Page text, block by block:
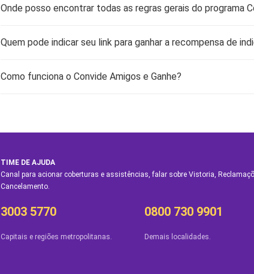
Onde posso encontrar todas as regras gerais do programa
Quem pode indicar seu link para ganhar a recompensa de
Como funciona o Convide Amigos e Ganhe?
TIME DE AJUDA
Canal para acionar coberturas e assistências, falar sobre Vistoria,
Cancelamento.
3003 5770
Capitais e regiões metropolitanas.
0800 730 9901
Demais localidades.